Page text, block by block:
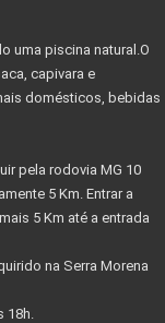
uma piscina natural.O
capivara e
domésticos, bebidas
pela rodovia MG 10
5 Km. Entrar a
5 Km até a entrada
na Serra Morena
18h.